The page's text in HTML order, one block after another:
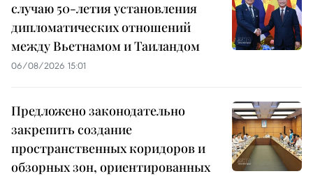
случаю 50-летия установления
дипломатических отношений
между Вьетнамом и Таиландом
06/08/2026 15:01
Предложено законодательно
закрепить создание
пространственных коридоров и
обзорных зон, ориентированных